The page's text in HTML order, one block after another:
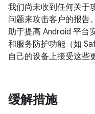
我们尚未收到任何关于
问题来攻击客户的报告
助于提高 Android 平台
和服务防护功能（如
自己的设备上接受这些
缓解措施